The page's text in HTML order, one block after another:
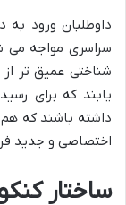
داوطلبان ورود به
سراسری مواجه می
شناختی عمیق تر
یابند که برای
داشته باشند که
اختصاصی و جدید
ساختار